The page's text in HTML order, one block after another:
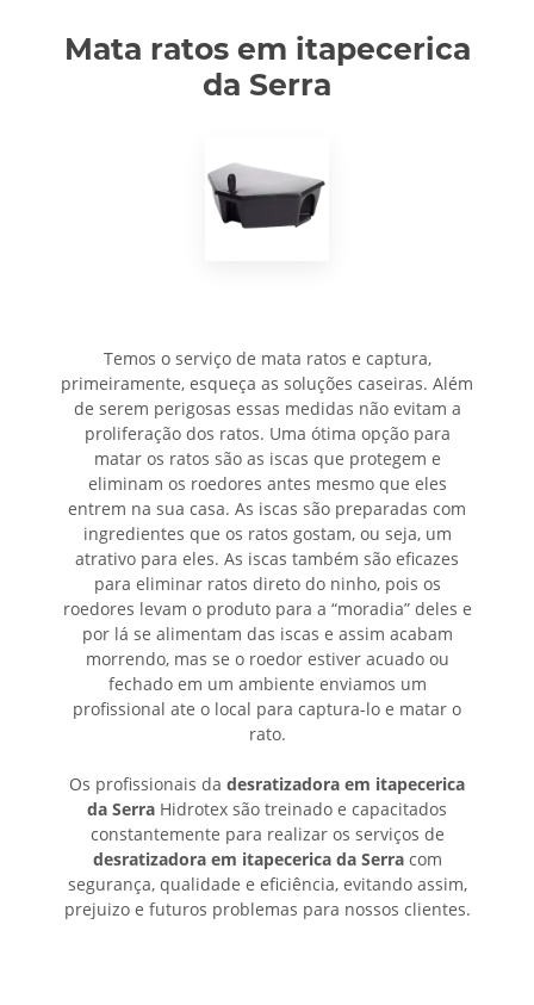
Mata ratos em itapecerica
da Serra
Temos o serviço de mata ratos e captura,
primeiramente, esqueça as soluções caseiras. Além
de serem perigosas essas medidas não evitam a
proliferação dos ratos. Uma ótima opção para
matar os ratos são as iscas que protegem e
eliminam os roedores antes mesmo que eles
entrem na sua casa. As iscas são preparadas com
ingredientes que os ratos gostam, ou seja, um
atrativo para eles. As iscas também são eficazes
para eliminar ratos direto do ninho, pois os
roedores levam o produto para a “moradia” deles e
por lá se alimentam das iscas e assim acabam
morrendo, mas se o roedor estiver acuado ou
fechado em um ambiente enviamos um
profissional ate o local para captura-lo e matar o
rato.
Os profissionais da desratizadora em itapecerica
da Serra Hidrotex são treinado e capacitados
constantemente para realizar os serviços de
desratizadora em itapecerica da Serracom
segurança, qualidade e eficiência, evitando assim,
prejuizo e futuros problemas para nossos clientes.